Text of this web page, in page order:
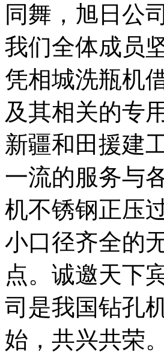
同舞，旭日公
我们全体成员
凭相城洗瓶机
及其相关的专
新疆和田援建
一流的服务与
机不锈钢正压
小口径齐全的
点。诚邀天下
司是我国钻孔
始，共兴共荣